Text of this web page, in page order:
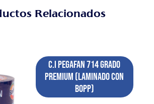
Relacionados
C.I Pegafan 714 Grado
Premium (laminado con
BOPP)